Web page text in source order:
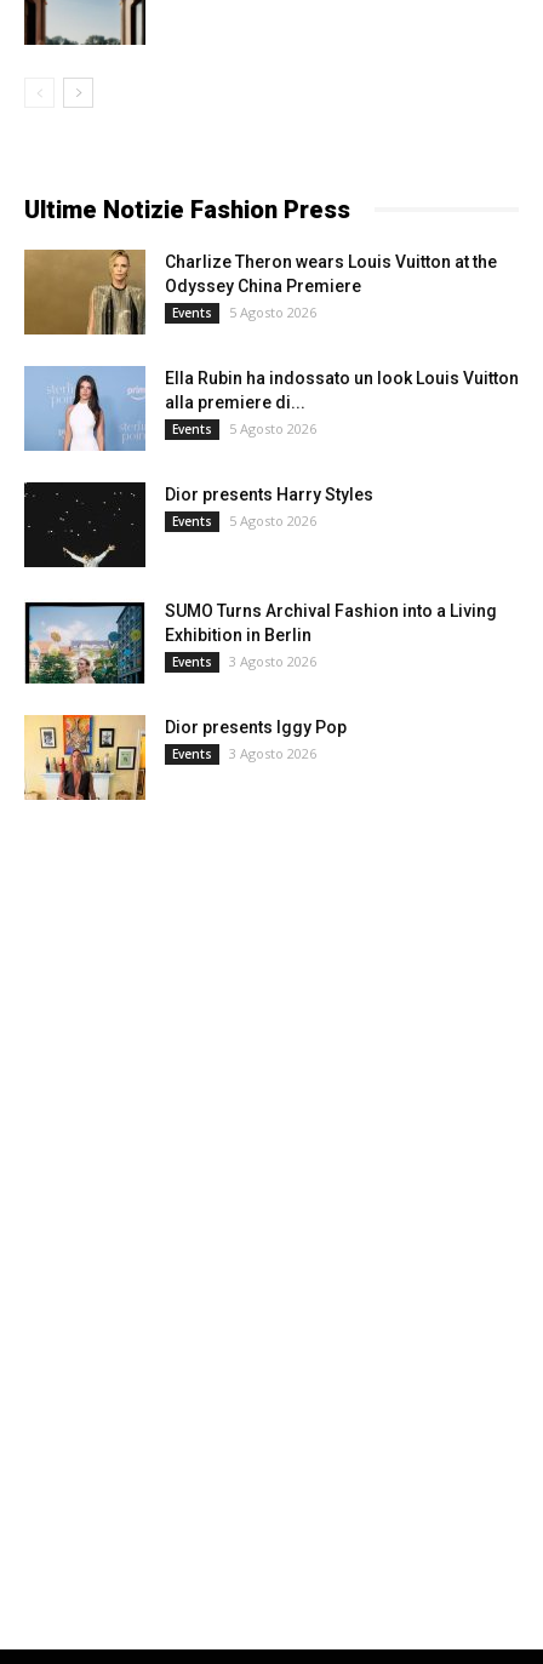
Ultime Notizie Fashion Press
Charlize Theron wears Louis Vuitton at the
Odyssey China Premiere
Events 5 Agosto 2026
Ella Rubin ha indossato un look Louis Vuitton
alla premiere di...
Events 5 Agosto 2026
Dior presents Harry Styles
Events 5 Agosto 2026
SUMO Turns Archival Fashion into a Living
Exhibition in Berlin
Events 3 Agosto 2026
Dior presents Iggy Pop
Events 3 Agosto 2026